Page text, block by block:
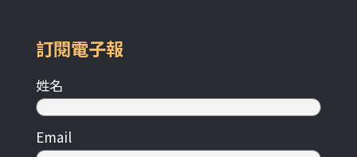
訂閱電子報
姓名
Email